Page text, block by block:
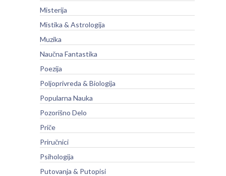
Misterija
Mistika & Astrologija
Muzika
Naučna Fantastika
Poezija
Poljoprivreda & Biologija
Popularna Nauka
Pozorišno Delo
Priče
Priručnici
Psihologija
Putovanja & Putopisi